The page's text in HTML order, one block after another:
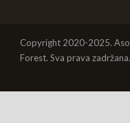
Copyright 2020-2025.
Forest. Sva prava zadržana.